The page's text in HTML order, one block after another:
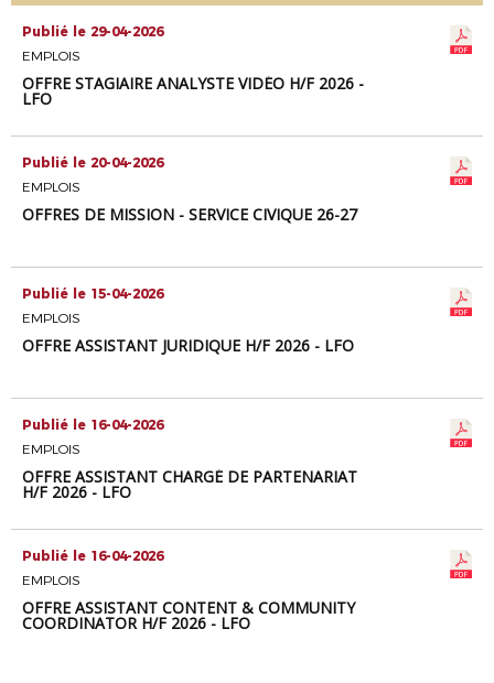
Publié le 29-04-2026
EMPLOIS
OFFRE STAGIAIRE ANALYSTE VIDÉO H/F 2026 -
LFO
Publié le 20-04-2026
EMPLOIS
OFFRES DE MISSION - SERVICE CIVIQUE 26-27
Publié le 15-04-2026
EMPLOIS
OFFRE ASSISTANT JURIDIQUE H/F 2026 - LFO
Publié le 16-04-2026
EMPLOIS
OFFRE ASSISTANT CHARGÉ DE PARTENARIAT
H/F 2026 - LFO
Publié le 16-04-2026
EMPLOIS
OFFRE ASSISTANT CONTENT & COMMUNITY
COORDINATOR H/F 2026 - LFO